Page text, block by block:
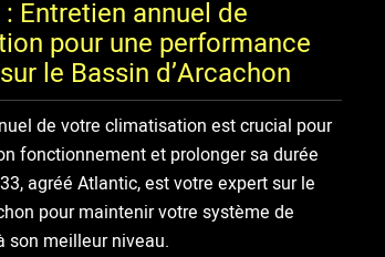
Entretien annuel de
pour une performance
le Bassin d’Arcachon
de votre climatisation est crucial pour
fonctionnement et prolonger sa durée
agréé Atlantic, est votre expert sur le
pour maintenir votre système de
son meilleur niveau.